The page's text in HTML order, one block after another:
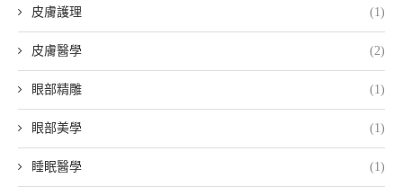
皮膚護理 (1)
皮膚醫學 (2)
眼部精雕 (1)
眼部美學 (1)
睡眠醫學 (1)